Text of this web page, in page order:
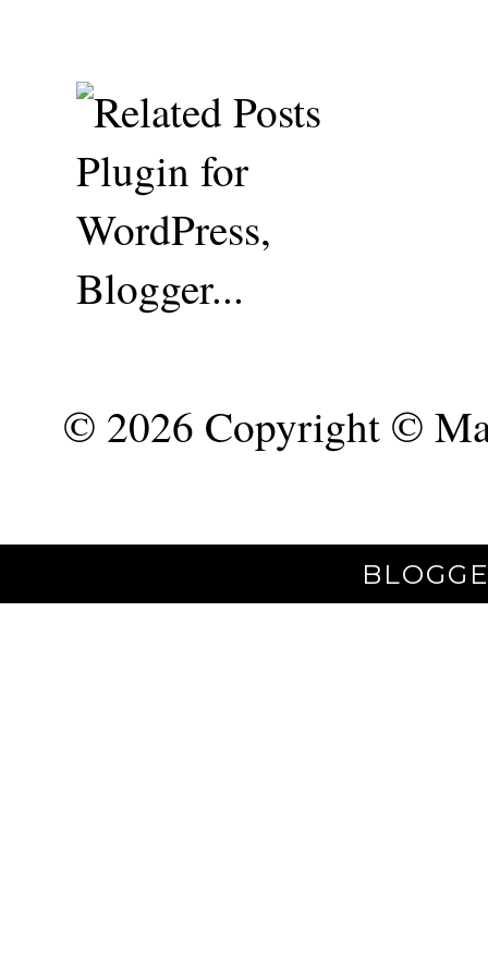
© 2026 Copyright ©